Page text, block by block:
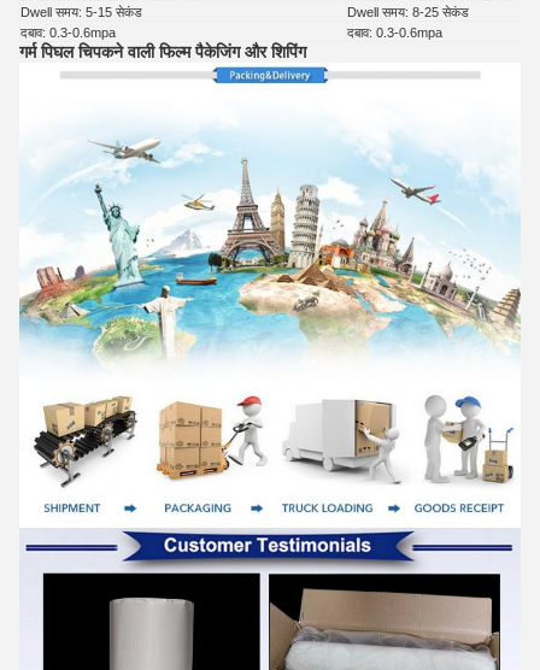
Dwell समय: 5-15 सेकंड
Dwell समय: 8-25 सेकंड
दबाव: 0.3-0.6mpa
दबाव: 0.3-0.6mpa
गर्म पिघल चिपकने वाली फिल्म पैकेजिंग और शिपिंग